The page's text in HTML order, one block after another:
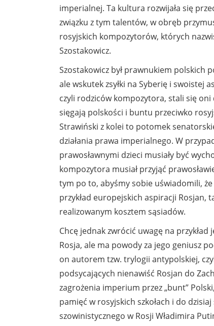
imperialnej. Ta kultura rozwijała się
związku z tym talentów, w obręb
rosyjskich kompozytorów, których
Szostakowicz.
Szostakowicz był prawnukiem polskich
ale wskutek zsyłki na Syberię i swoistej
czyli rodziców kompozytora, stali się
sięgają polskości i buntu przeciwko
Strawiński z kolei to potomek
działania prawa imperialnego. W
prawosławnymi dzieci musiały być
kompozytora musiał przyjąć
tym po to, abyśmy sobie uświadomili,
przykład europejskich aspiracji Rosjan,
realizowanym kosztem sąsiadów.
Chcę jednak zwrócić uwagę na
Rosja, ale ma powody za jego geniusz
on autorem tzw. trylogii antypolskiej,
podsycających nienawiść Rosjan do
zagrożenia imperium przez „bunt”
pamięć w rosyjskich szkołach i do
szowinistycznego w Rosji Władimira